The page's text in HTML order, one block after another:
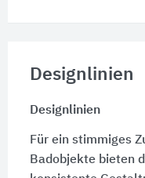
Designlinien
Designlinien
Für ein stimmiges
Badobjekte bieten